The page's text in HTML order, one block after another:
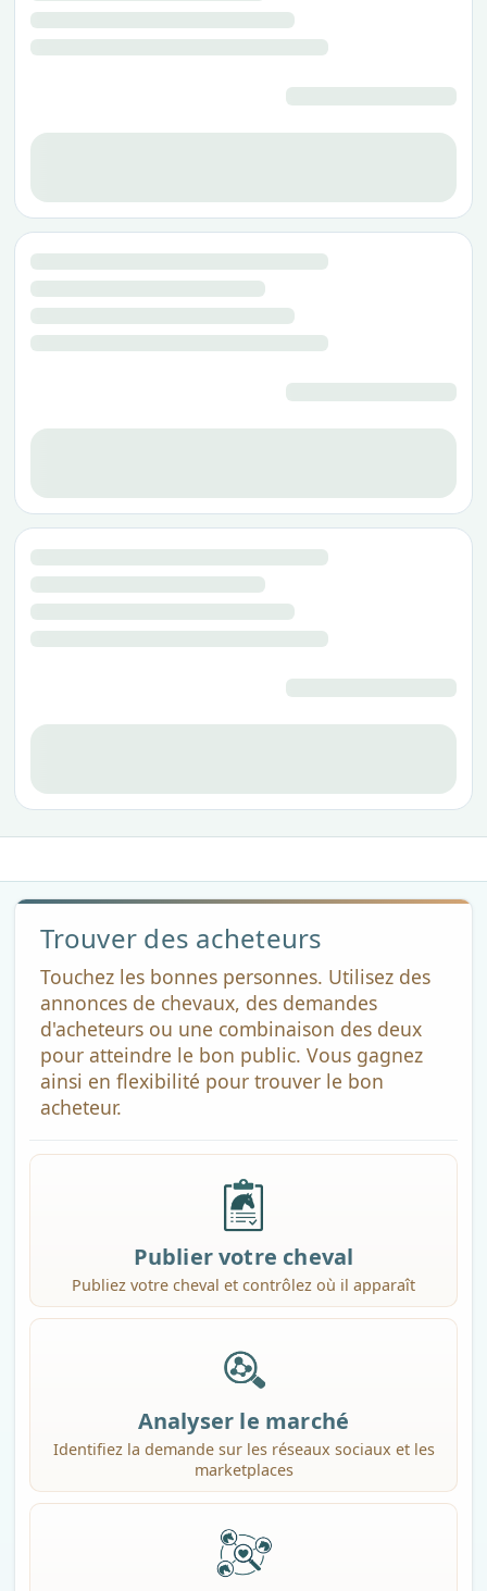
Trouver des acheteurs
Touchez les bonnes personnes. Utilisez des
annonces de chevaux, des demandes
d'acheteurs ou une combinaison des deux
pour atteindre le bon public. Vous gagnez
ainsi en flexibilité pour trouver le bon
acheteur.
Publier votre cheval
Publiez votre cheval et contrôlez où il apparaît
Analyser le marché
Identifiez la demande sur les réseaux sociaux et les
marketplaces